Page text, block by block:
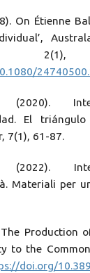
On Étienne
El triángulo
7(1), 61-87.
Materiali per
Production
to the
doi.org/